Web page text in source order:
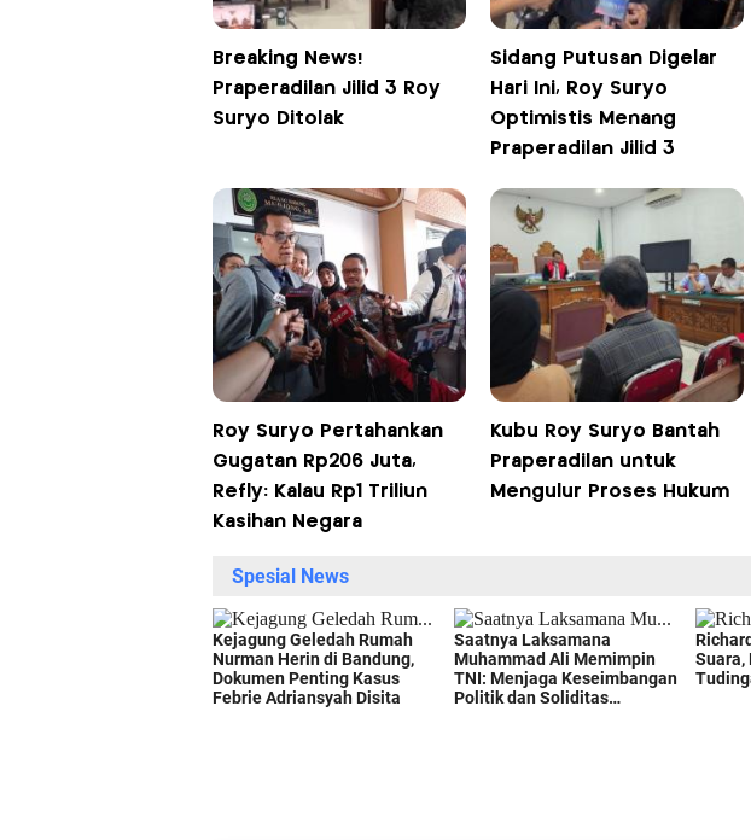
Breaking News!
Praperadilan Jilid 3 Roy
Suryo Ditolak
Sidang Putusan Digelar
Hari Ini, Roy Suryo
Optimistis Menang
Praperadilan Jilid 3
Roy Suryo Pertahankan
Gugatan Rp206 Juta,
Refly: Kalau Rp1 Triliun
Kasihan Negara
Kubu Roy Suryo Bantah
Praperadilan untuk
Mengulur Proses Hukum